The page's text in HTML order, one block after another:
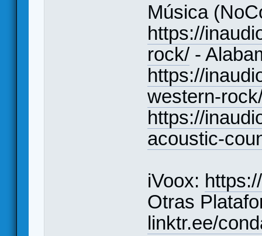
Música
https://
rock/ -
https://
western-
https://
acoustic-
iVoox:
Otras
linktr.ee/